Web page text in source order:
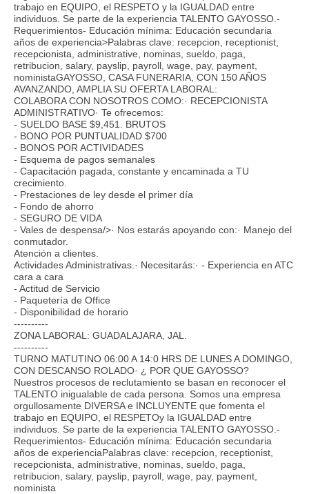
trabajo en EQUIPO, el RESPETO y la IGUALDAD entre
individuos. Se parte de la experiencia TALENTO GAYOSSO.-
Requerimientos- Educación mínima: Educación secundaria
años de experiencia>Palabras clave: recepcion, receptionist,
recepcionista, administrative, nominas, sueldo, paga,
retribucion, salary, payslip, payroll, wage, pay, payment,
noministaGAYOSSO, CASA FUNERARIA, CON 150 AÑOS
AVANZANDO, AMPLIA SU OFERTA LABORAL:
COLABORA CON NOSOTROS COMO:· RECEPCIONISTA
ADMINISTRATIVO· Te ofrecemos:
- SUELDO BASE $9,451. BRUTOS
- BONO POR PUNTUALIDAD $700
- BONOS POR ACTIVIDADES
- Esquema de pagos semanales
- Capacitación pagada, constante y encaminada a TU
crecimiento.
- Prestaciones de ley desde el primer día
- Fondo de ahorro
- SEGURO DE VIDA
- Vales de despensa/>· Nos estarás apoyando con:· Manejo del
conmutador.
Atención a clientes.
Actividades Administrativas.· Necesitarás:· - Experiencia en ATC
cara a cara
- Actitud de Servicio
- Paquetería de Office
- Disponibilidad de horario
----------
ZONA LABORAL: GUADALAJARA, JAL.
----------
TURNO MATUTINO 06:00 A 14:0 HRS DE LUNES A DOMINGO,
CON DESCANSO ROLADO· ¿ POR QUE GAYOSSO?
Nuestros procesos de reclutamiento se basan en reconocer el
TALENTO inigualable de cada persona. Somos una empresa
orgullosamente DIVERSA e INCLUYENTE que fomenta el
trabajo en EQUIPO, el RESPETOy la IGUALDAD entre
individuos. Se parte de la experiencia TALENTO GAYOSSO.-
Requerimientos- Educación mínima: Educación secundaria
años de experienciaPalabras clave: recepcion, receptionist,
recepcionista, administrative, nominas, sueldo, paga,
retribucion, salary, payslip, payroll, wage, pay, payment,
nominista